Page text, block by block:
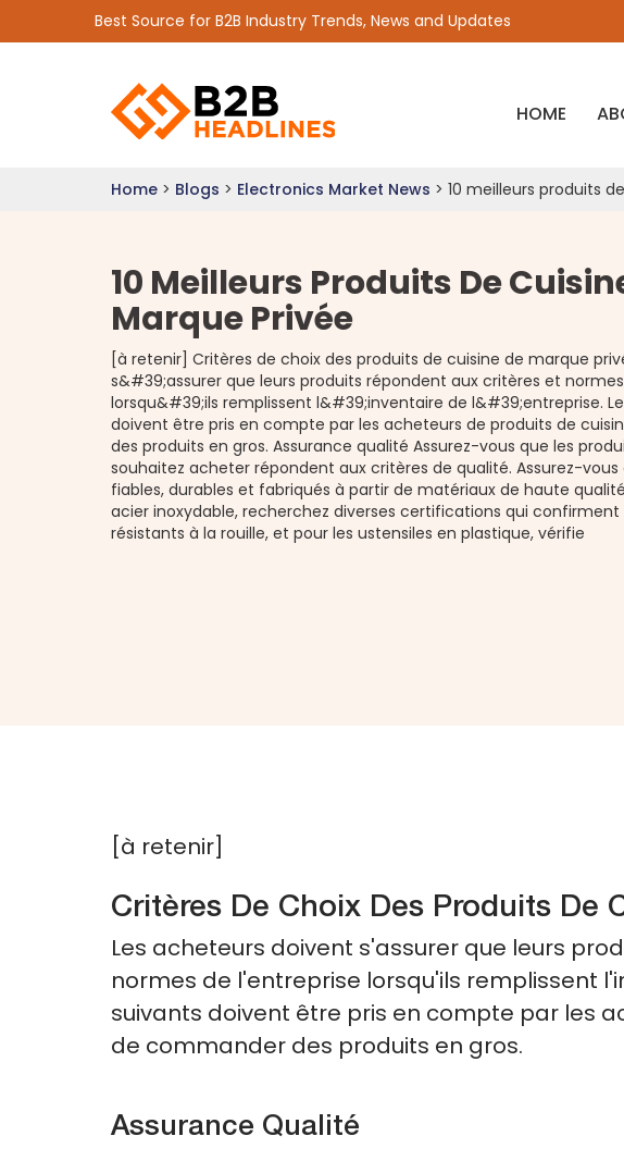
Best Source for B2B Industry Trends, News and Updates
HOME
Home > Blogs > Electronics Market News > 10 meilleurs produits
10 Meilleurs Produits De
Marque Privée
[à retenir] Critères de choix des produits de cuisine de marque
s&#39;assurer que leurs produits répondent aux critères et
lorsqu&#39;ils remplissent l&#39;inventaire de l&#39;entreprise.
doivent être pris en compte par les acheteurs de produits de
des produits en gros. Assurance qualité Assurez-vous que les
souhaitez acheter répondent aux critères de qualité. Assurez-
fiables, durables et fabriqués à partir de matériaux de haute
acier inoxydable, recherchez diverses certifications qui confirment
résistants à la rouille, et pour les ustensiles en plastique, vérifie
[à retenir]
Critères De Choix Des Produits De
Les acheteurs doivent s'assurer que leurs
normes de l'entreprise lorsqu'ils remplissent
suivants doivent être pris en compte par les
de commander des produits en gros.
Assurance Qualité